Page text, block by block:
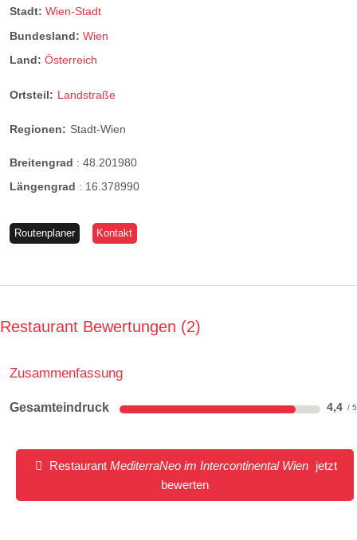
Stadt: Wien-Stadt
Bundesland: Wien
Land: Österreich
Ortsteil: Landstraße
Regionen: Stadt-Wien
Breitengrad : 48.201980
Längengrad : 16.378990
Routenplaner Kontakt
Restaurant Bewertungen 2
Zusammenfassung
Gesamteindruck 4,4
Restaurant MediterraNeo im Intercontinental Wien
jetzt
bewerten